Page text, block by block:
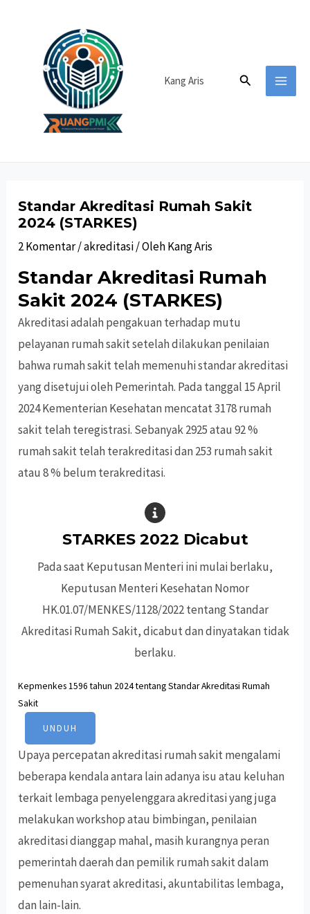
Kang Aris Cari
Standar Akreditasi Rumah Sakit
2024 (STARKES)
2 Komentar/akreditasi/ OlehKang Aris
Standar Akreditasi Rumah
Sakit 2024 (STARKES)
Akreditasi adalah pengakuan terhadap mutu
pelayanan rumah sakit setelah dilakukan penilaian
bahwa rumah sakit telah memenuhi standar akreditasi
yang disetujui oleh Pemerintah. Pada tanggal 15 April
2024 Kementerian Kesehatan mencatat 3178 rumah
sakit telah teregistrasi. Sebanyak 2925 atau 92 %
rumah sakit telah terakreditasi dan 253 rumah sakit
atau 8 % belum terakreditasi.
STARKES 2022 Dicabut
Pada saat Keputusan Menteri ini mulai berlaku,
Keputusan Menteri Kesehatan Nomor
HK.01.07/MENKES/1128/2022 tentang Standar
Akreditasi Rumah Sakit, dicabut dan dinyatakan tidak
berlaku.
Kepmenkes 1596 tahun 2024 tentang Standar Akreditasi Rumah
Sakit
UNDUH
Upaya percepatan akreditasi rumah sakit mengalami
beberapa kendala antara lain adanya isu atau keluhan
terkait lembaga penyelenggara akreditasi yang juga
melakukan workshop atau bimbingan, penilaian
akreditasi dianggap mahal, masih kurangnya peran
pemerintah daerah dan pemilik rumah sakit dalam
pemenuhan syarat akreditasi, akuntabilitas lembaga,
dan lain-lain.